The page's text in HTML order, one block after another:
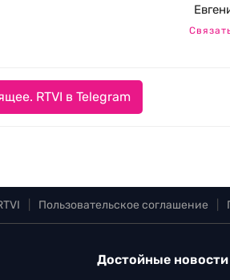
RTVI в Telegram
Пользовательское соглашение
Достойные новости